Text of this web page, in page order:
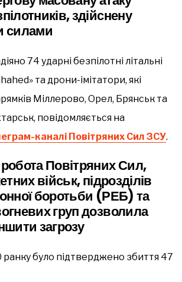
здійснену
силами
74 ударні безпілотні літальні
та дрони-імітатори, які
Міллерово, Орел, Брянськ та
повідомляється на
каналі Повітряних Сил ЗСУ.
Повітряних Сил,
військ, підрозділів
боротьби (РЕБ) та
груп дозволила
загрозу
було підтверджено збиття 47